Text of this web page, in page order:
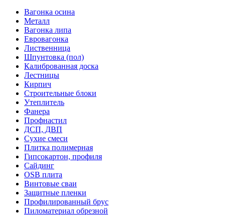
Вагонка осина
Металл
Вагонка липа
Евровагонка
Лиственница
Шпунтовка (пол)
Калиброванная доска
Лестницы
Кирпич
Строительные блоки
Утеплитель
Фанера
Профнастил
ДСП, ДВП
Сухие смеси
Плитка полимерная
Гипсокартон, профиля
Сайдинг
OSB плита
Винтовые сваи
Защитные пленки
Профилированный брус
Пиломатериал обрезной